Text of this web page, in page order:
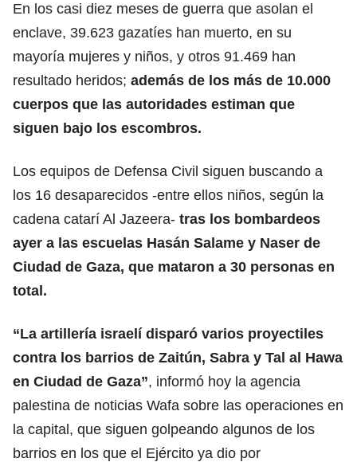
En los casi diez meses de guerra que asolan el
enclave, 39.623 gazatíes han muerto, en su
mayoría mujeres y niños, y otros 91.469 han
resultado heridos; además de los más de 10.000
cuerpos que las autoridades estiman que
siguen bajo los escombros.
Los equipos de Defensa Civil siguen buscando a
los 16 desaparecidos -entre ellos niños, según la
cadena catarí Al Jazeera- tras los bombardeos
ayer a las escuelas Hasán Salame y Naser de
Ciudad de Gaza, que mataron a 30 personas en
total.
“La artillería israelí disparó varios proyectiles
contra los barrios de Zaitún, Sabra y Tal al Hawa
en Ciudad de Gaza”, informó hoy la agencia
palestina de noticias Wafa sobre las operaciones en
la capital, que siguen golpeando algunos de los
barrios en los que el Ejército ya dio por